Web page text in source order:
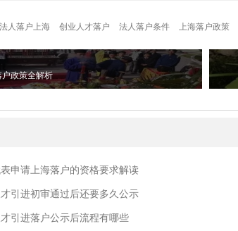
人落户上海 创业人才落户 法人落户条件 上海落户政策
政策全解析
申请上海落户的资格要求解读
引进初审通过后还要多久公示
引进落户公示后流程有哪些